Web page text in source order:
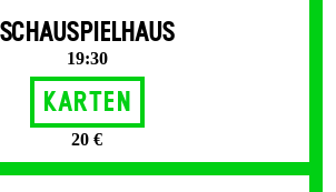
SCHAUSPIELHAUS
19:30
Karten
20 €